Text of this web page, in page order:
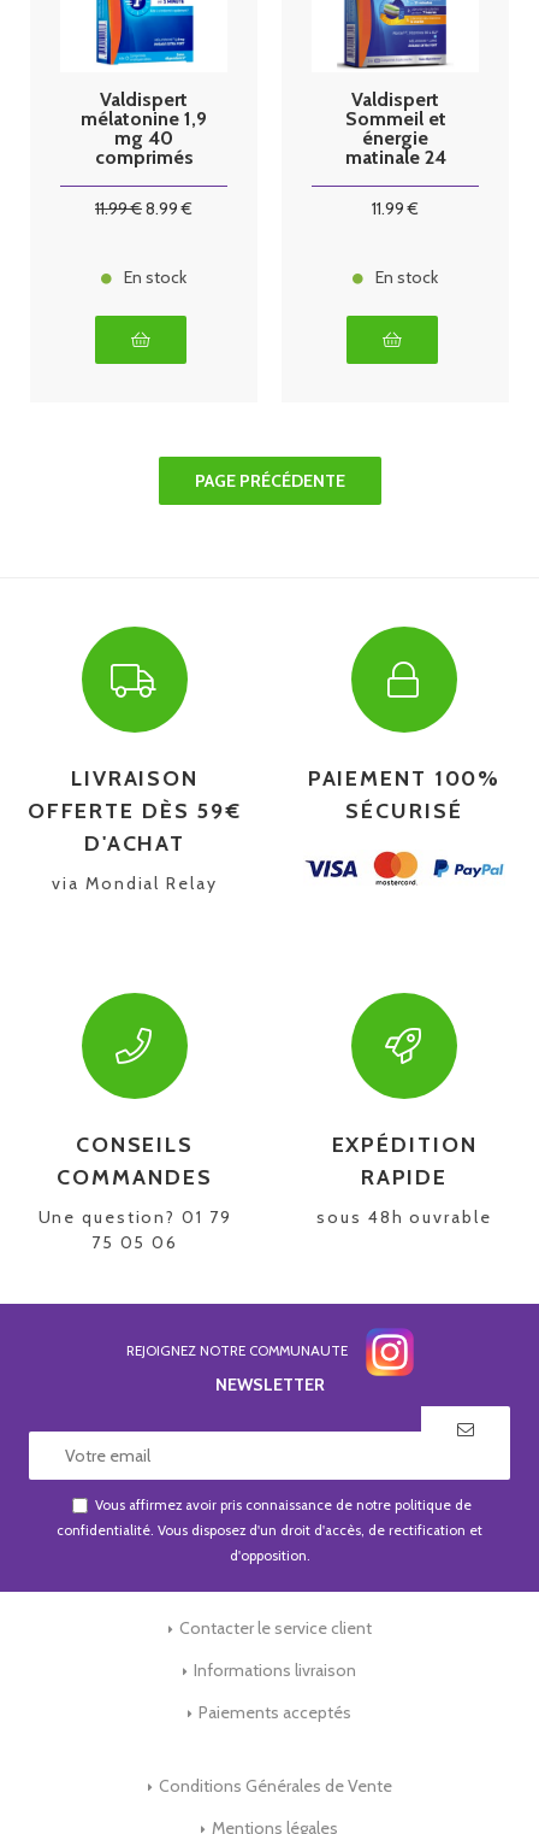
Valdispert
mélatonine 1,9
mg 40
comprimés
11.99€8.99 €
En stock
Valdispert
Sommeil et
énergie
matinale 24
11.99 €
En stock
LIVRAISON
OFFERTE DÈS 59€
D'ACHAT
via Mondial Relay
PAIEMENT 100%
SÉCURISÉ
CONSEILS
COMMANDES
Une question? 01 79
75 05 06
EXPÉDITION
RAPIDE
sous 48h ouvrable
REJOIGNEZ NOTRE COMMUNAUTE
NEWSLETTER
Vous affirmez avoir pris connaissance de notre politique de
confidentialité. Vous disposez d'un droit d'accès, de rectification et
d'opposition.
Contacter le service client
Informations livraison
Paiements acceptés
Conditions Générales de Vente
Mentions légales